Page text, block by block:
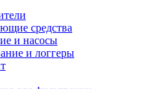
средства
и насосы
и логгеры